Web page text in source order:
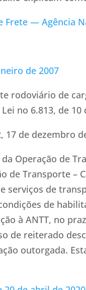
Frete — Agência
de 2007
rodoviário de
no 6.813, de 10
17 de dezembro
Operação de
de Transporte –
serviços de
de
à ANTT, no
de reiterado
outorgada.